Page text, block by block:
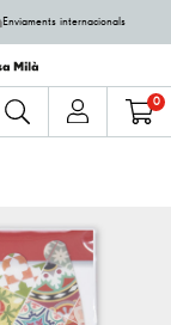
Enviaments internacionals
0